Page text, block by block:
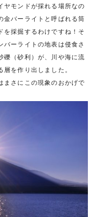
ヤモンドが採れる場所なの
金バーライトと呼ばれる筒
を採掘するわけですね！そ
バーライトの地表は侵食さ
礫（砂利）が、川や海に流
を作り出しました。
まさにこの現象のおかげで